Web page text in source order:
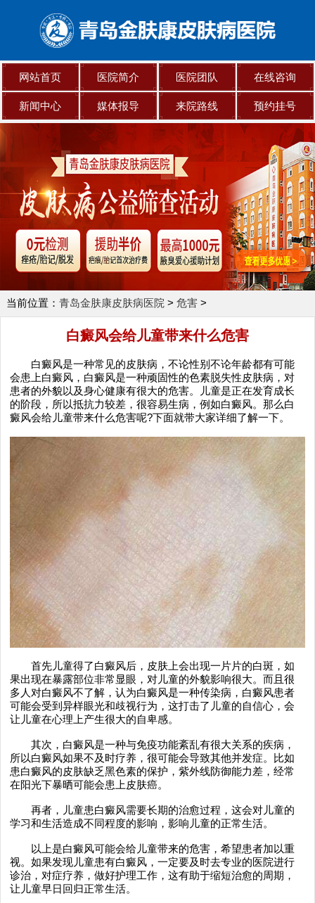
网站首页 医院简介 医院团队 在线咨询
新闻中心 媒体报导 来院路线 预约挂号
当前位置： 青岛金肤康皮肤病医院 > 危害>
白癜风会给儿童带来什么危害
白癜风是一种常见的皮肤病，不论性别不论年龄都有可能
会患上白癜风，白癜风是一种顽固性的色素脱失性皮肤病，对
患者的外貌以及身心健康有很大的危害。儿童是正在发育成长
的阶段，所以抵抗力较差，很容易生病，例如白癜风。那么白
癜风会给儿童带来什么危害呢?下面就带大家详细了解一下。
首先儿童得了白癜风后，皮肤上会出现一片片的白斑，如
果出现在暴露部位非常显眼，对儿童的外貌影响很大。而且很
多人对白癜风不了解，认为白癜风是一种传染病，白癜风患者
可能会受到异样眼光和歧视行为，这打击了儿童的自信心，会
让儿童在心理上产生很大的自卑感。
其次，白癜风是一种与免疫功能紊乱有很大关系的疾病，
所以白癜风如果不及时疗养，很可能会导致其他并发症。比如
患白癜风的皮肤缺乏黑色素的保护，紫外线防御能力差，经常
在阳光下暴晒可能会患上皮肤癌。
再者，儿童患白癜风需要长期的治愈过程，这会对儿童的
学习和生活造成不同程度的影响，影响儿童的正常生活。
以上是白癜风可能会给儿童带来的危害，希望患者加以重
视。如果发现儿童患有白癜风，一定要及时去专业的医院进行
诊治，对症疗养，做好护理工作，这有助于缩短治愈的周期，
让儿童早日回归正常生活。